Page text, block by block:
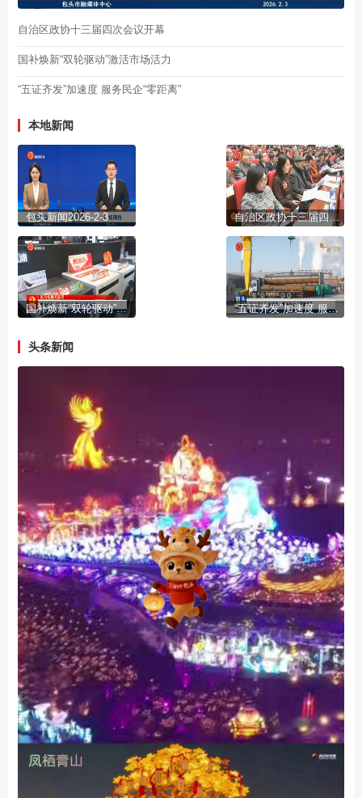
自治区政协十三届四次会议开幕
国补焕新“双轮驱动”激活市场活力
“五证齐发”加速度 服务民企“零距离”
本地新闻
包头新闻2026-2-3 自治区政协十三届四次会议开幕
国补焕新“双轮驱动”激活市场活力 “五证齐发”加速度 服务民企“零距离”
头条新闻